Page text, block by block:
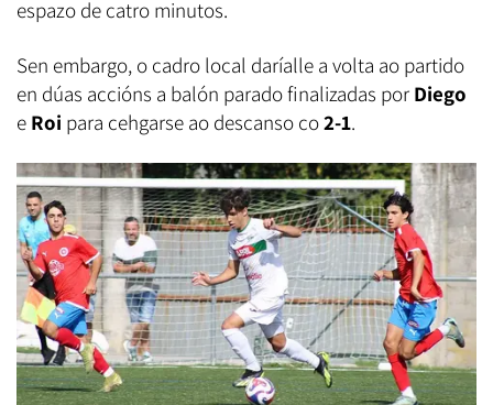
espazo de catro minutos.
Sen embargo, o cadro local daríalle a volta ao partido
en dúas accións a balón parado finalizadas por Diego
e Roi para cehgarse ao descanso co2-1.